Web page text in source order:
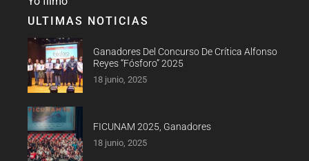
ULTIMAS NOTICIAS
Ganadores Del Concurso De Crítica Alfonso
Reyes “Fósforo” 2025
18 junio, 2025
FICUNAM 2025, Ganadores
18 junio, 2025